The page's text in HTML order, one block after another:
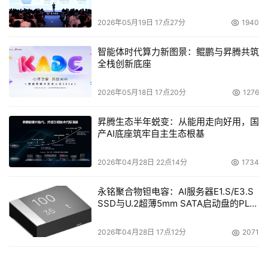
硬盘支持 - 两块3.5”内置ATA6或其他IDE硬盘
系统需求
-Windows NT, 2000 (SP4), XP Home or
Pro (SP1 or SP2),Windows 2003(SP4)
- 在网络中有DHCP服务器
- 使用兼容ATA6或其他IDE (Parallel ATA)
的硬盘
LEDs诊断
- 硬盘:Red
- 电源:绿
- 网络:黄
2026年05月19日 17点27分 1940
智能体时代算力新图景：鲲鹏与昇腾共筑
全栈创新底座
2026年05月18日 17点20分 1276
昇腾生态半年蜕变：从能用走向好用，国
产AI底座筑牢自主生态根基
2026年04月28日 22点14分 1734
永铭聚合物钽电容：AI服务器E1.S/E3.S
SSD与U.2超薄5mm SATA启动盘的PLP
2026年04月28日 17点12分 2071